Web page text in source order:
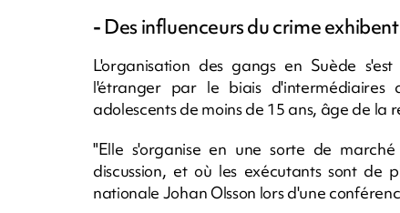
- Des influenceurs du crime
L'organisation des gangs en Suède
l'étranger par le biais d'intermédiaires
adolescents de moins de 15 ans, âge de la
"Elle s'organise en une sorte de
discussion, et où les exécutants sont de
nationale Johan Olsson lors d'une